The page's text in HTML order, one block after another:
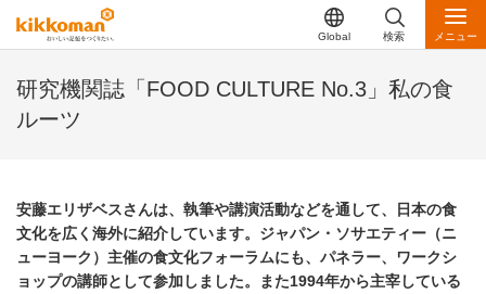
Global 検索 メニュー
研究機関誌「FOOD CULTURE No.3」私の食
ルーツ
安藤エリザベスさんは、執筆や講演活動などを通して、日本の食
文化を広く海外に紹介しています。ジャパン・ソサエティー（ニ
ューヨーク）主催の食文化フォーラムにも、パネラー、ワークシ
ョップの講師として参加しました。また1994年から主宰している